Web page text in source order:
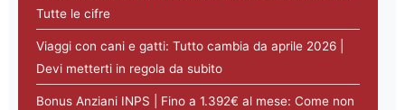
Tutte le cifre
Viaggi con cani e gatti: Tutto cambia da aprile 2026 |
Devi metterti in regola da subito
Bonus Anziani INPS | Fino a 1.392€ al mese: Come non